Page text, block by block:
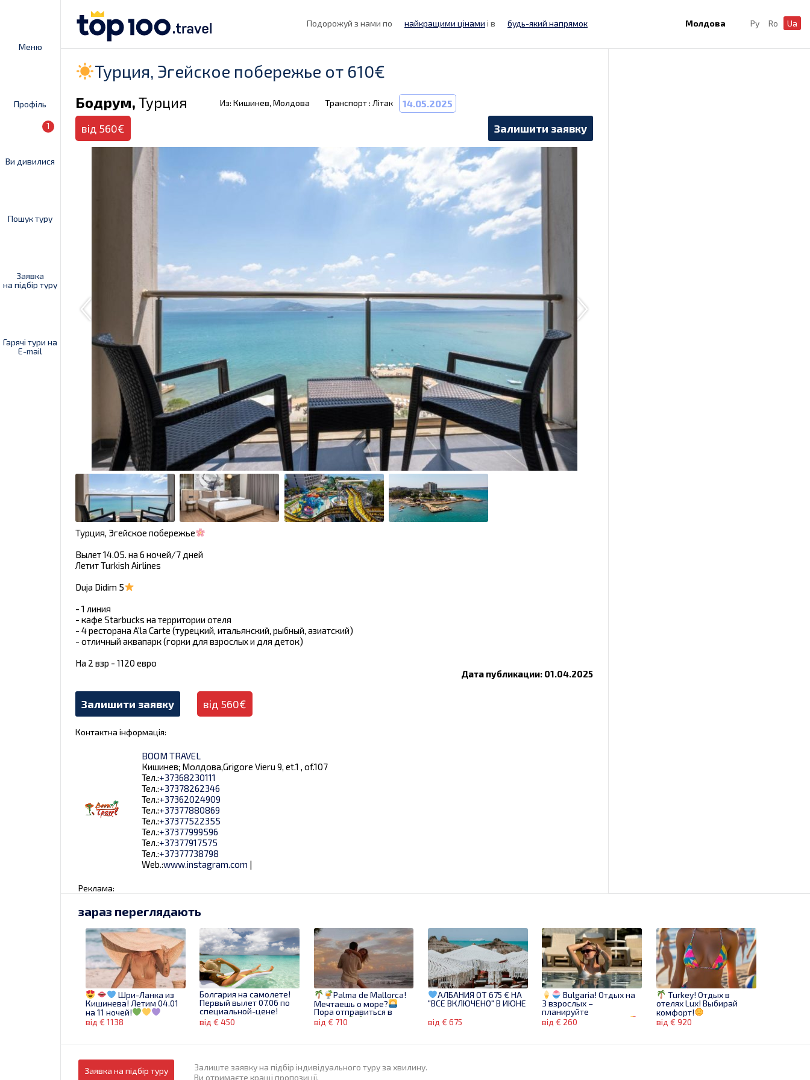
Меню
Профіль
Ви дивилися
1
Пошук туру
Заявка
на підбір туру
Гарячі тури на
E-mail
Подорожуй з нами по найкращими цінами і в будь-який напрямок Молдова Ру Ro Ua
Турция, Эгейское побережье от 610€
Бодрум, Турция Из: Кишинев, Молдова Транспорт : Літак 14.05.2025
від 560€ Залишити заявку
Турция, Эгейское побережье
Вылет 14.05. на 6 ночей/7 дней
Летит Turkish Airlines
Duja Didim 5
- 1 линия
- кафе Starbucks на территории отеля
- 4 ресторана A'la Carte (турецкий, итальянский, рыбный, азиатский)
- отличный аквапарк (горки для взрослых и для деток)
На 2 взр - 1120 евро
Дата публикации: 01.04.2025
Залишити заявку від 560€
Контактна інформація:
BOOM TRAVEL
Кишинев; Молдова,Grigore Vieru 9, et.1 , of.107
Тел.:+37368230111
Тел.:+37378262346
Тел.:+37362024909
Тел.:+37377880869
Тел.:+37377522355
Тел.:+37377999596
Тел.:+37377917575
Тел.:+37377738798
Web.:www.instagram.com |
Реклама:
зараз переглядають
Шри-Ланка из
Кишинева! Летим 04.01
на 11 ночей!
від € 1138
Болгария на самолете!
Первый вылет 07.06 по
специальной-цене!
від € 450
Palma de Mallorca!
Мечтаешь о море?
Пора отправиться в
отпуск!
від € 710
АЛБАНИЯ ОТ 675 € НА
"ВСЕ ВКЛЮЧЕНО" В ИЮНЕ
від € 675
Bulgaria! Отдых на
3 взрослых –
планируйте
путешествие с 30.06!
від € 260
Turkey! Отдых в
отелях Lux! Выбирай
комфорт!
від € 920
Заявка на підбір туру
Залиште заявку на підбір індивідуального туру за хвилину.
Ви отримаєте кращі пропозиції.